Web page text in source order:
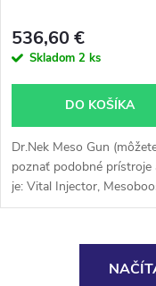
536,60 €
Skladom 2 ks
DO KOŠÍKA
Dr.Nek Meso Gun
poznať podobné prístroje
je: Vital Injector,
Skinbooster, Mesojet
technológie –